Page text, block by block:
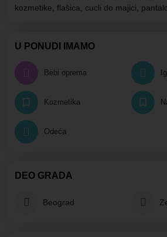
kozmetike, flašica, cucli do majici,
U PONUDI IMAMO
Bebi oprema
Kozmetika
Odeća
DEO GRADA
Beograd